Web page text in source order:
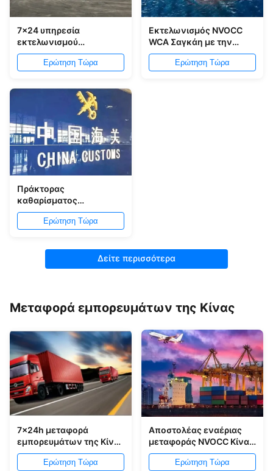
7x24 υπηρεσία
εκτελωνισμού
Guangzhou ωρών στην
Ερώτηση Τώρα
Εκτελωνισμός NVOCC
WCA Σαγκάη με την
επιθεώρηση φορτίου
Ερώτηση Τώρα
Πράκτορας
καθαρίσματος
εισαγωγών υπηρεσιών
εκτελωνισμού
Ερώτηση Τώρα
Δείτε περισσότερα
Μεταφορά εμπορευμάτων της Κίνας
7x24h μεταφορά
εμπορευμάτων της Κίνας
στη θάλασσα βρετανικού
αέρα που στέλνει από
Ερώτηση Τώρα
Αποστολέας εναέριας
μεταφοράς NVOCC Κίνα
στην ταχεία έγκαιρη
παράδοση της Ινδίας
Ερώτηση Τώρα